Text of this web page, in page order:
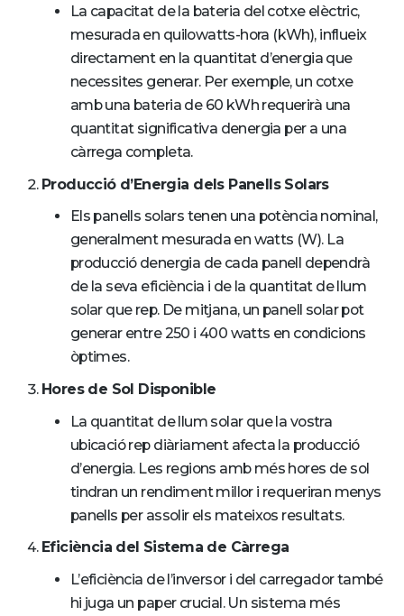
La capacitat de la bateria del cotxe elèctric,
mesurada en quilowatts-hora (kWh), influeix
directament en la quantitat d’energia que
necessites generar. Per exemple, un cotxe
amb una bateria de 60 kWh requerirà una
quantitat significativa denergia per a una
càrrega completa.
Producció d’Energia dels Panells Solars
Els panells solars tenen una potència nominal,
generalment mesurada en watts (W). La
producció denergia de cada panell dependrà
de la seva eficiència i de la quantitat de llum
solar que rep. De mitjana, un panell solar pot
generar entre 250 i 400 watts en condicions
òptimes.
Hores de Sol Disponible
La quantitat de llum solar que la vostra
ubicació rep diàriament afecta la producció
d’energia. Les regions amb més hores de sol
tindran un rendiment millor i requeriran menys
panells per assolir els mateixos resultats.
Eficiència del Sistema de Càrrega
L’eficiència de l’inversor i del carregador també
hi juga un paper crucial. Un sistema més